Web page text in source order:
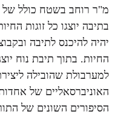
בתיבה יוצגו כל זוגות
יהיה להיכנס לתיבה
החיות. בתוך תיבת נוח
למערבולת שהובילה
האוניברסאליים של
הסיפורים השונים של